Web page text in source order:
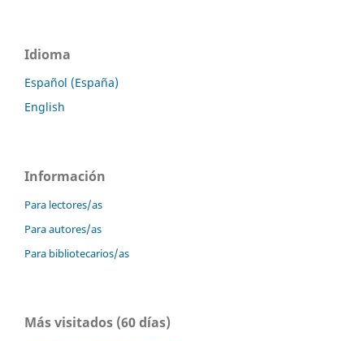
Idioma
Español (España)
English
Información
Para lectores/as
Para autores/as
Para bibliotecarios/as
Más visitados (60 días)